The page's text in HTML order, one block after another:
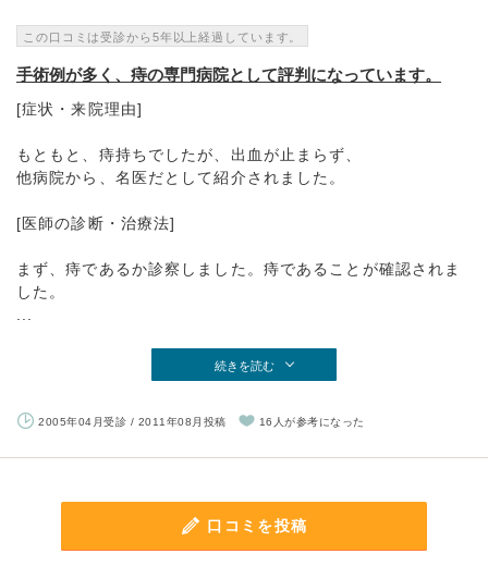
この口コミは受診から5年以上経過しています。
手術例が多く、痔の専門病院として評判になっています。
[症状・来院理由]
もともと、痔持ちでしたが、出血が止まらず、
他病院から、名医だとして紹介されました。
[医師の診断・治療法]
まず、痔であるか診察しました。痔であることが確認されま
した。
続きを読む
2005年04月受診 / 2011年08月投稿 16人が参考になった
口コミを投稿